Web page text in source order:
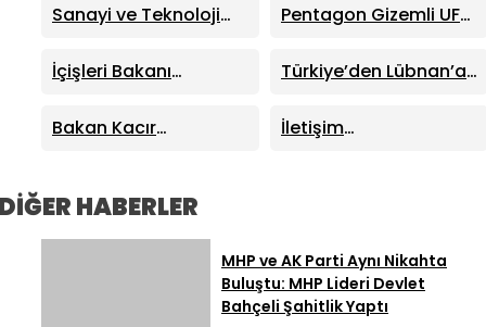
Sanayi ve Teknoloji
Kacır’dan “Kutuplarda
Sıfır Atık” Kitabı
Açıklamalar
Pentagon Gizemli UFO
41 Yeni Dosya Erişime
Açıldı
İçişleri Bakanı
Sinop’ta Yeni Hizmet
Binalarının Açılışını
Türkiye’den Lübnan’a
Demir Yoluna Dev İş
Birliği
Bakan Kacır
914 Milyon TL Destek
İletişim
Maliyeti Açıklandı
HABERLER
MHP ve AK Parti Aynı Nikahta
Buluştu: MHP Lideri Devlet
Bahçeli Şahitlik Yaptı